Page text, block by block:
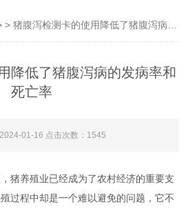
> 猪腹泻检测卡的使用降低了猪腹泻病的发病率和死亡率
降低了猪腹泻病的发病率和
死亡率
01-16 点击次数：1545
猪养殖业已经成为了农村经济的重要支
过程中却是一个难以避免的问题，它不